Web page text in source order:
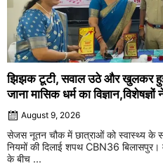
झिझक टूटी, सवाल उठे और खुलकर
जाना मासिक धर्म का
August 9, 2026
सेजस नूतन चौक में छात्राओं को स्वास्थ्य के
नियमों की दिलाई शपथ CBN36
के बीच ...